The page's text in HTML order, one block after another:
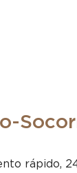
rápido,